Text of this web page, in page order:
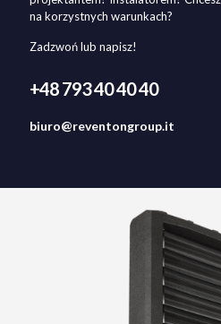
na korzystnych warunkach?
Zadzwoń lub napisz!
+48 793 40 40 40
biuro@reventongroup.it